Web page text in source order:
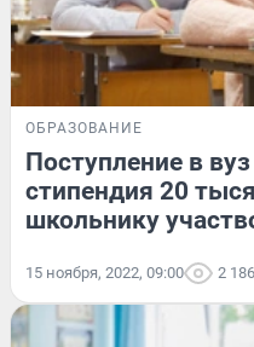
ОБРАЗОВАНИЕ
Поступление в
стипендия 20
школьнику
15 ноября, 2022, 09:00 2 186